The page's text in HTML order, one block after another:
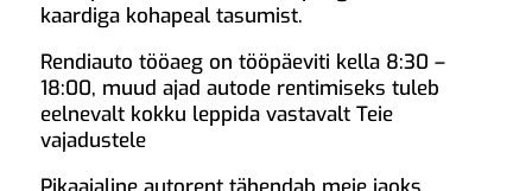
kaardiga kohapeal tasumist.
Rendiauto tööaeg on tööpäeviti kella 8:30 –
18:00, muud ajad autode rentimiseks tuleb
eelnevalt kokku leppida vastavalt Teie
vajadustele